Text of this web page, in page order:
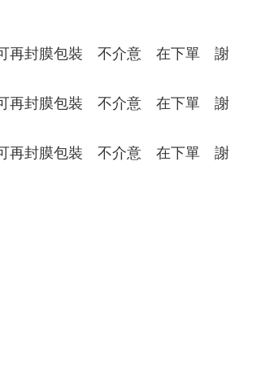
再封膜包裝　不介意　在下單　謝
再封膜包裝　不介意　在下單　謝
再封膜包裝　不介意　在下單　謝